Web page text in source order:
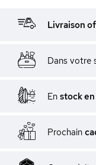
Livraison
Dans votre
En stock
Prochain